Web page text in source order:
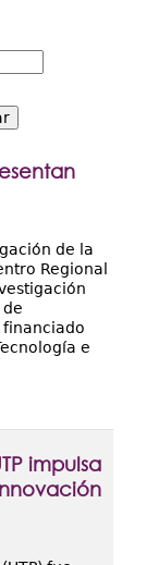
de la
Regional
financiado
e
impulsa